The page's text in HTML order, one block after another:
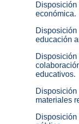
económica.
educación
educativos.
materiales